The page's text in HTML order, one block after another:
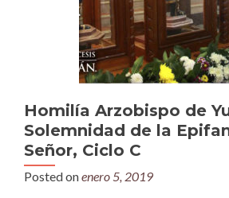
Homilía Arzobispo de
Solemnidad de la
Señor, Ciclo C
Posted onenero 5, 2019